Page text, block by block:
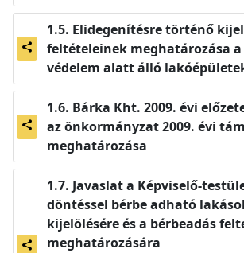
share
Elidegenítésre történő
feltételeinek meghatározása
védelem alatt álló
share
Bárka Kht. 2009. évi
az önkormányzat 2009. évi
meghatározása
share
Javaslat a Képviselő-
döntéssel bérbe adható
kijelölésére és a bérbeadás
meghatározására